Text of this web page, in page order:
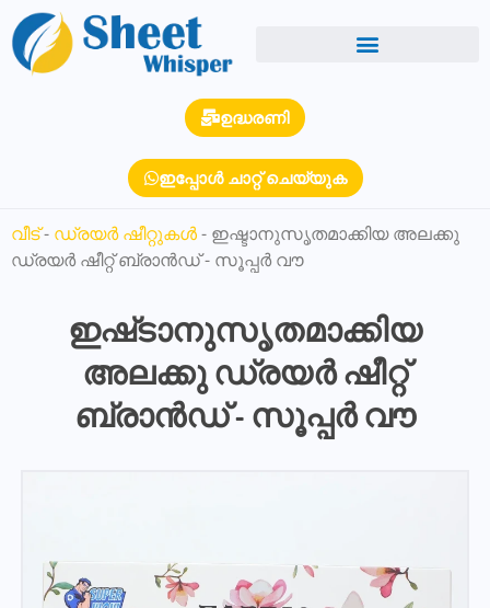
ഉദ്ധരണി
ഇപ്പോൾ ചാറ്റ് ചെയ്യുക
വീട്- ഡ്രയർ ഷീറ്റുകൾ- ഇഷ്ടാനുസൃതമാക്കിയ അലക്കു
ഡ്രയർ ഷീറ്റ് ബ്രാൻഡ് - സൂപ്പർ വൗ
ഇഷ്‌ടാനുസൃതമാക്കിയ
അലക്കു ഡ്രയർ ഷീറ്റ്
ബ്രാൻഡ് - സൂപ്പർ വൗ